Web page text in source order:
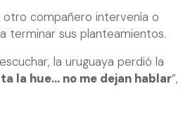
otro compañero intervenía o
terminar sus planteamientos.
la uruguaya perdió la
la hue... no me dejan hablar”,